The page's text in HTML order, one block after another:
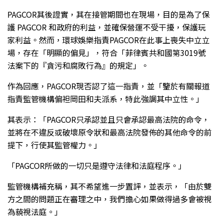
PAGCOR其後證實，其在接管期間也在現場，目的是為了保
護 PAGCOR 和政府的利益，並確保營運不受干擾，保護玩
家利益。然而，環球娛樂指責PAGCOR在此事上喪失中立立
場，存在「明顯的偏見」，符合「菲律賓共和國第3019號
法案下的『貪污和腐敗行為』的規定」。
作為回應，PAGCOR現否認了這一指責，並「鑒於有關報道
指責監管機構偏袒岡田和夫派系，特此強調其中立性。」
其表示：「PAGCOR只承認並且只會承認最高法院的命令，
並將在不違反或破壞原令狀和最高法院發佈的其他命令的前
提下，行使其監管權力。」
「PAGCOR所做的一切只是遵守法律和法庭程序。」
監管機構補充稱，其不希望進一步置評，並表示，「由於雙
方之間的問題正在審理之中，我們擔心如果做得過多會被視
為藐視法庭。」